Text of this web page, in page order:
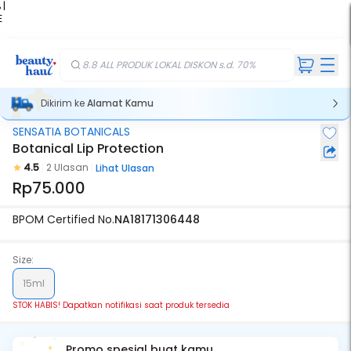
|
8.8 ALL PRODUK LOKAL DISKON s.d. 70%
Dikirim keAlamat Kamu
Stok Habis
SENSATIA BOTANICALS
Botanical Lip Protection
4.5 2 Ulasan Lihat Ulasan
Rp75.000
BPOM Certified No.NA18171306448
Size:
15ml
STOK HABIS! Dapatkan notifikasi saat produk tersedia